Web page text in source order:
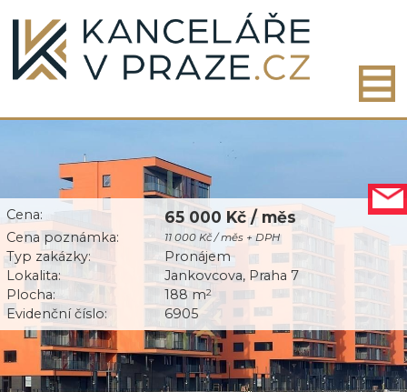
Cena: 65 000 Kč / měs
Cena poznámka: 11 000 Kč / měs + DPH
Typ zakázky:
Pronájem
Lokalita:
Jankovcova, Praha 7
Plocha:
188 m2
Evidenční číslo: 6905